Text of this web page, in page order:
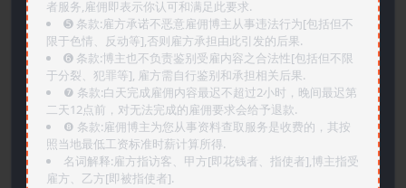
者服务,雇佣即表示你认可和满足此要求.
➎ 条款:雇方承诺不恶意雇佣博主从事违法行为[包括但不
限于色情、反动等],否则雇方承担由此引发的后果.
➏️ 条款:博主也不负责鉴别受雇内容之合法性[包括但不限
于分裂、犯罪等], 雇方需自行鉴别和承担相关后果.
❼ 条款:白天完成雇佣内容最迟不超过2小时，晚间最迟第
二天12点前，对无法完成的雇佣要求会给予退款.
❽ 条款:雇佣博主为您从事资料查取服务是收费的，其按
照当地最低工资标准时薪计算所得.
名词解释:雇方指访客、甲方[即花钱者、指使者],博主指受
雇方、乙方[即被指使者].